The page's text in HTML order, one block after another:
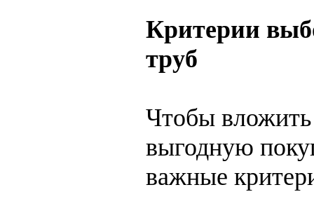
Критерии
труб
Чтобы вложить
выгодную
важные